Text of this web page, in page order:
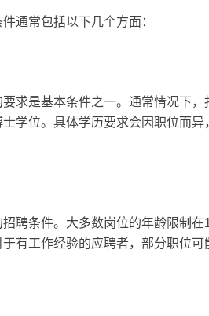
通常包括以下几个方面：
求是基本条件之一。通常情况下
学位。具体学历要求会因职位而
聘条件。大多数岗位的年龄限制
有工作经验的应聘者，部分职位